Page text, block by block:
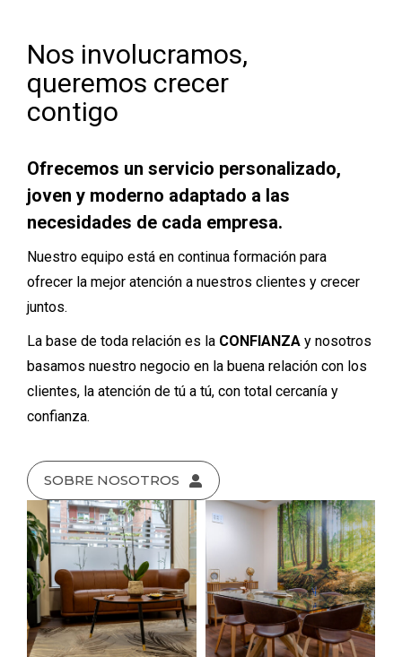
Nos involucramos,
queremos crecer
contigo
Ofrecemos un servicio personalizado,
joven y moderno adaptado a las
necesidades de cada empresa.
Nuestro equipo está en continua formación para
ofrecer la mejor atención a nuestros clientes y crecer
juntos.
La base de toda relación es la CONFIANZA y nosotros
basamos nuestro negocio en la buena relación con los
clientes, la atención de tú a tú, con total cercanía y
confianza.
SOBRE NOSOTROS